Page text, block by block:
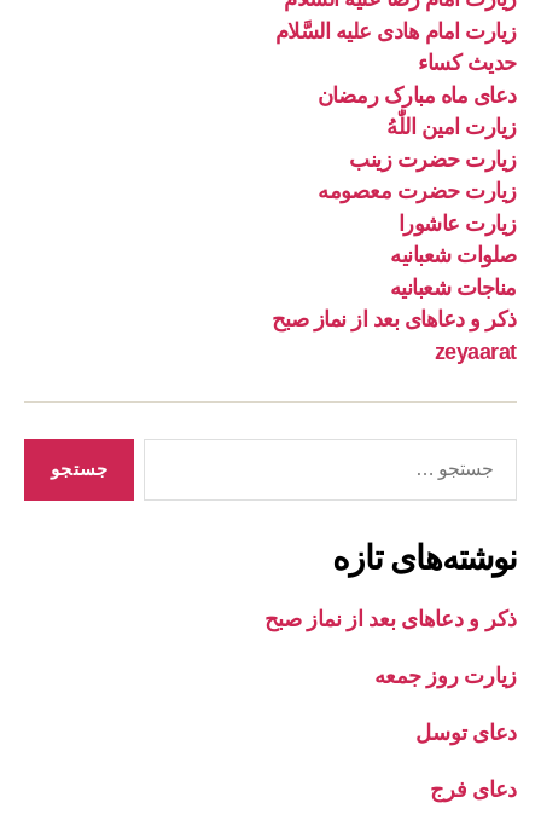
زیارت امام هادی علیه السَّلام
حدیث کساء
دعای ماه مبارک رمضان
زیارت امین اللّٰهُ
زیارت حضرت زینب
زیارت حضرت معصومه
زیارت عاشورا
صلوات شعبانیه
مناجات شعبانیه
ذکر و دعاهای بعد از نماز صبح
zeyaarat
نوشته‌های تازه
ذکر و دعاهای بعد از نماز صبح
زیارت روز جمعه
دعای توسل
دعای فرج